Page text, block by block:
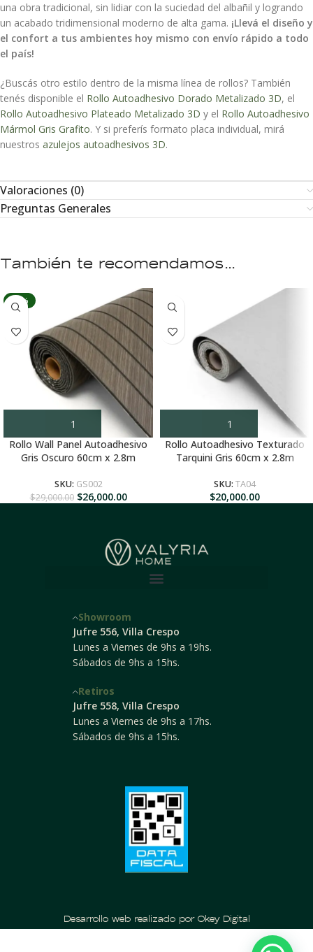
una obra tradicional, sin lidiar con la suciedad del albañil y logrando
un acabado tridimensional moderno de alta gama. ¡Llevá el diseño y
el confort a tus ambientes hoy mismo con envío rápido a todo
el país!
¿Buscás otro estilo dentro de la misma línea de rollos? También
tenés disponible el Rollo Autoadhesivo Dorado Metalizado 3D, el
Rollo Autoadhesivo Plateado Metalizado 3D y el Rollo Autoadhesivo
Mármol Gris Grafito. Y si preferís formato placa individual, mirá
nuestros azulejos autoadhesivos 3D.
Valoraciones (0)
Preguntas Generales
También te recomendamos…
-10%
Rollo Wall Panel Autoadhesivo
Gris Oscuro 60cm x 2.8m
SKU: GS002
$29,000.00 $26,000.00
Rollo Autoadhesivo Texturado
Tarquini Gris 60cm x 2.8m
SKU: TA04
$20,000.00
Showroom
Jufre 556, Villa Crespo
Lunes a Viernes de 9hs a 19hs.
Sábados de 9hs a 15hs.
Retiros
Jufre 558, Villa Crespo
Lunes a Viernes de 9hs a 17hs.
Sábados de 9hs a 15hs.
Desarrollo web realizado por Okey Digital